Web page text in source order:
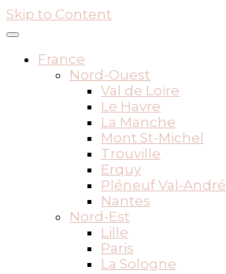
Skip to Content
France
Nord-Ouest
Val de Loire
Le Havre
La Manche
Mont St-Michel
Trouville
Erquy
Pléneuf Val-André
Nantes
Nord-Est
Lille
Paris
La Sologne